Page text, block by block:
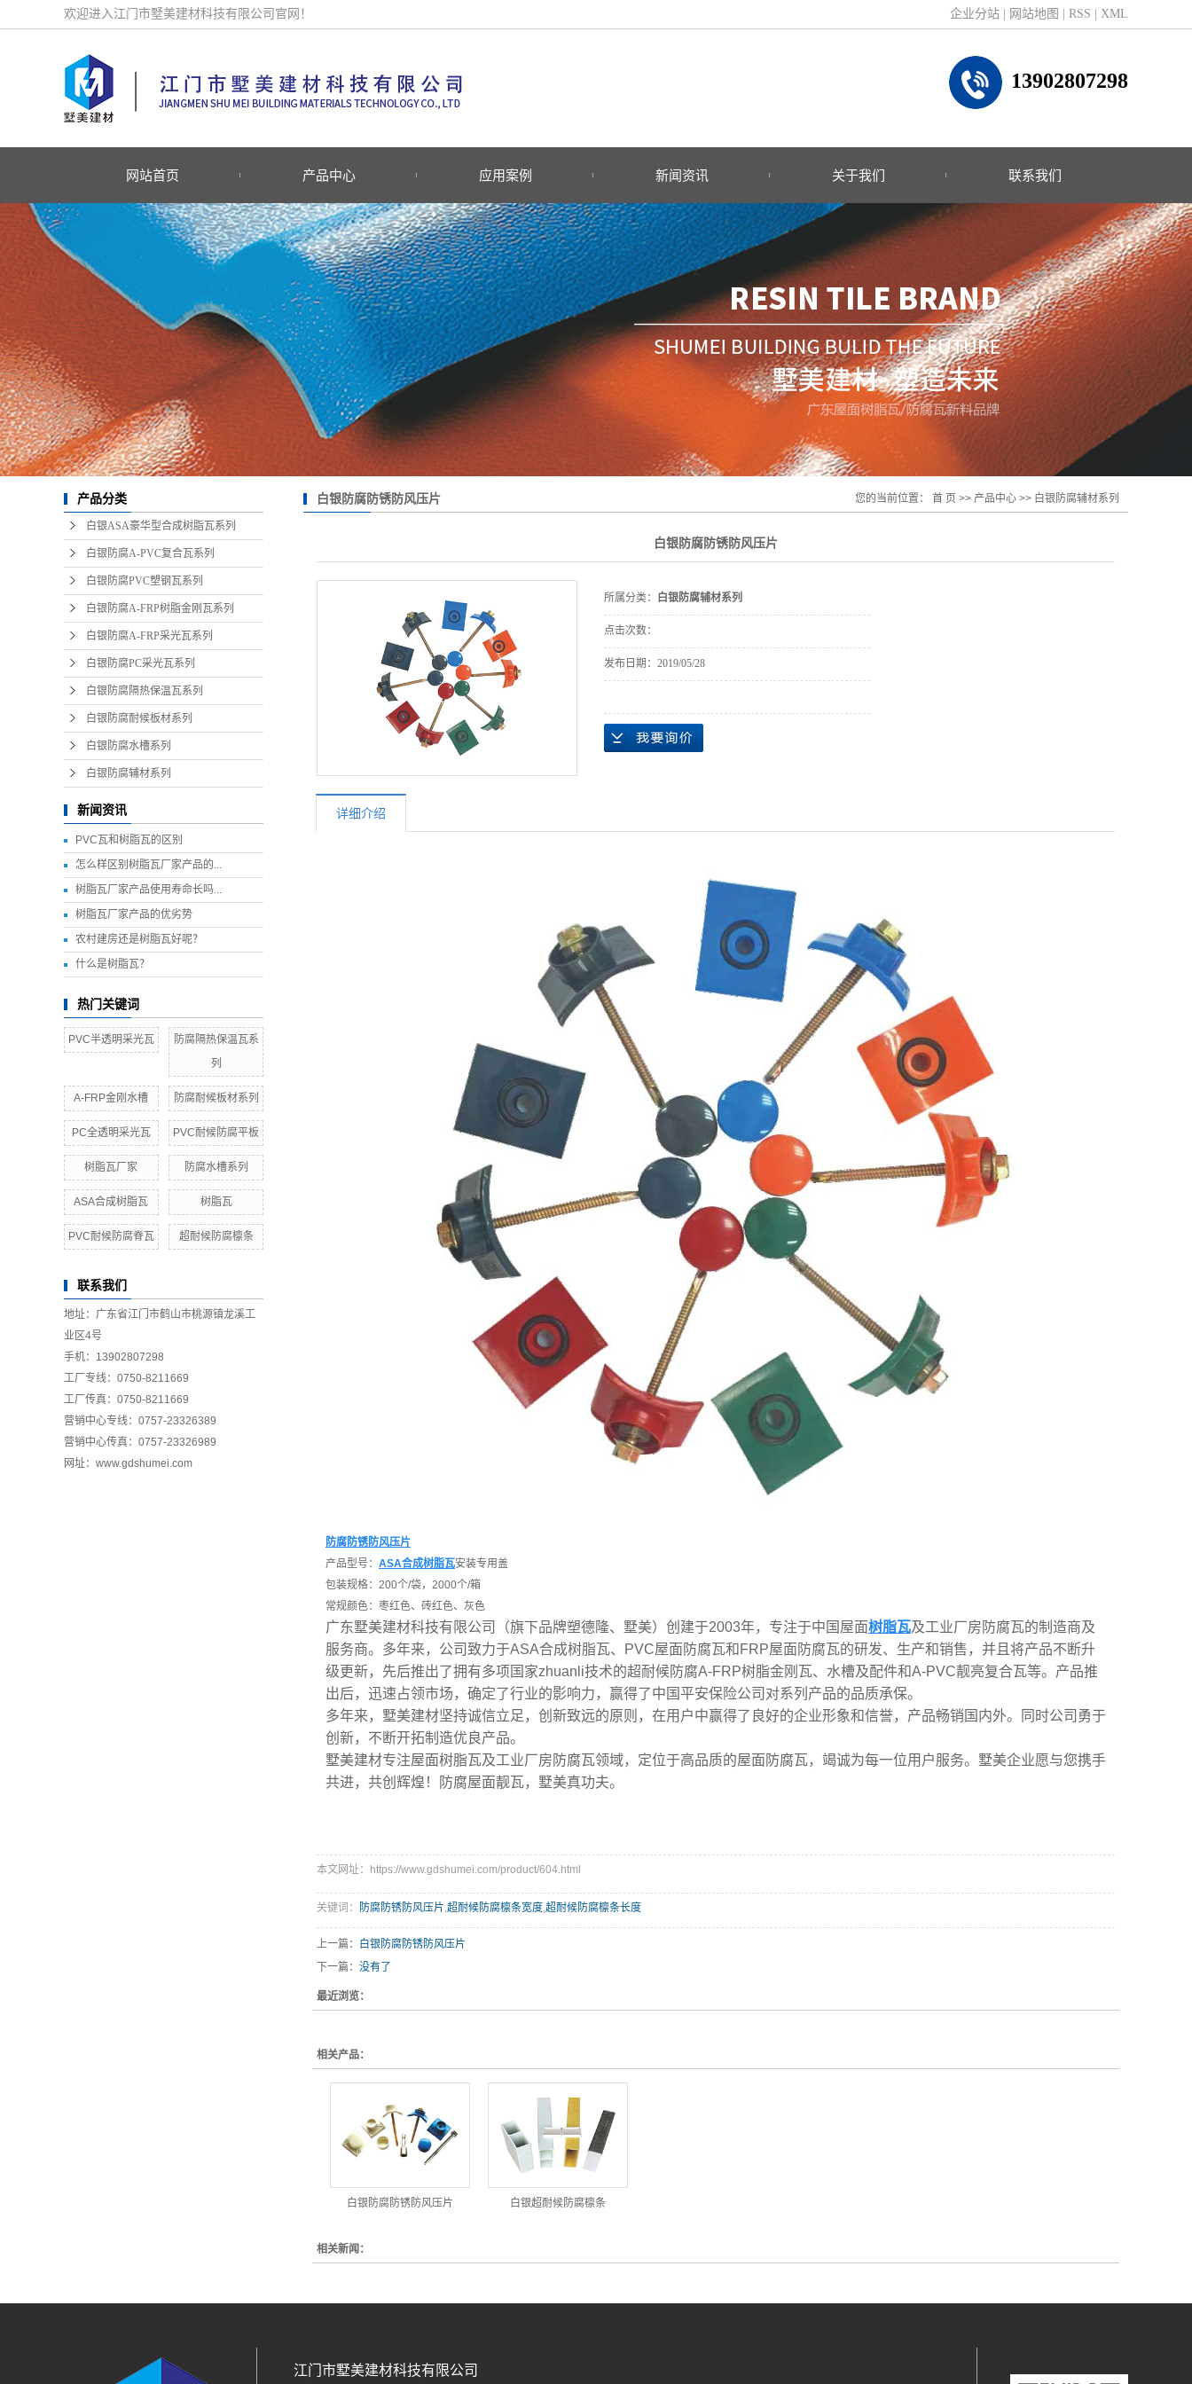
欢迎进入江门市墅美建材科技有限公司官网！ 企业分站 网站地图 RSS XML
13902807298
网站首页 产品中心
白银ASA豪华型合成树脂瓦系
列
白银防腐A-PVC复合瓦系列
白银防腐PVC塑钢瓦系列
白银防腐A-FRP树脂金刚瓦系
列
白银防腐A-FRP采光瓦系列
白银防腐PC采光瓦系列
白银防腐隔热保温瓦系列
白银防腐耐候板材系列
白银防腐水槽系列
应用案例
荣耀工程
新闻资讯
公司新闻
行业新闻
常见问题
关于我们
企业文化
荣誉资质
什么是树脂瓦
联系我们
产品分类
白银ASA豪华型合成树脂瓦系列
白银防腐A-PVC复合瓦系列
白银防腐PVC塑钢瓦系列
白银防腐A-FRP树脂金刚瓦系列
白银防腐A-FRP采光瓦系列
白银防腐PC采光瓦系列
白银防腐隔热保温瓦系列
白银防腐耐候板材系列
白银防腐水槽系列
白银防腐辅材系列
新闻资讯
PVC瓦和树脂瓦的区别
怎么样区别树脂瓦厂家产品的...
树脂瓦厂家产品使用寿命长吗...
树脂瓦厂家产品的优劣势
农村建房还是树脂瓦好呢？
什么是树脂瓦？
热门关键词
PVC半透明采光瓦
防腐隔热保温瓦系
列
A-FRP金刚水槽 防腐耐候板材系列
PC全透明采光瓦 PVC耐候防腐平板
树脂瓦厂家 防腐水槽系列
ASA合成树脂瓦 树脂瓦
PVC耐候防腐脊瓦 超耐候防腐檩条
联系我们
地址：广东省江门市鹤山市桃源镇龙溪工
业区4号
手机：13902807298
工厂专线：0750-8211669
工厂传真：0750-8211669
营销中心专线：0757-23326389
营销中心传真：0757-23326989
网址：www.gdshumei.com
白银防腐防锈防风压片 您的当前位置： 首 页 >> 产品中心 >> 白银防腐辅材系列
白银防腐防锈防风压片
所属分类： 白银防腐辅材系列
点击次数：
发布日期： 2019/05/28
详细介绍
防腐防锈防风压片
产品型号： ASA合成树脂瓦安装专用盖
包装规格：200个/袋，2000个/箱
常规颜色：枣红色、砖红色、灰色
广东墅美建材科技有限公司（旗下品牌塑德隆、墅美）创建于2003年，专注于中国屋面树脂瓦及工业厂房防腐瓦的制造商及
服务商。多年来，公司致力于ASA合成树脂瓦、PVC屋面防腐瓦和FRP屋面防腐瓦的研发、生产和销售，并且将产品不断升
级更新，先后推出了拥有多项国家zhuanli技术的超耐候防腐A-FRP树脂金刚瓦、水槽及配件和A-PVC靓亮复合瓦等。产品推
出后，迅速占领市场，确定了行业的影响力，赢得了中国平安保险公司对系列产品的品质承保。
多年来，墅美建材坚持诚信立足，创新致远的原则，在用户中赢得了良好的企业形象和信誉，产品畅销国内外。同时公司勇于
创新，不断开拓制造优良产品。
墅美建材专注屋面树脂瓦及工业厂房防腐瓦领域，定位于高品质的屋面防腐瓦，竭诚为每一位用户服务。墅美企业愿与您携手
共进，共创辉煌！防腐屋面靓瓦，墅美真功夫。
本文网址：https://www.gdshumei.com/product/604.html
关键词： 防腐防锈防风压片,超耐候防腐檩条宽度,超耐候防腐檩条长度
上一篇：
白银防腐防锈防风压片
下一篇： 没有了
最近浏览：
相关产品：
白银防腐防锈防风压片 白银超耐候防腐檩条
相关新闻：
江门市墅美建材科技有限公司